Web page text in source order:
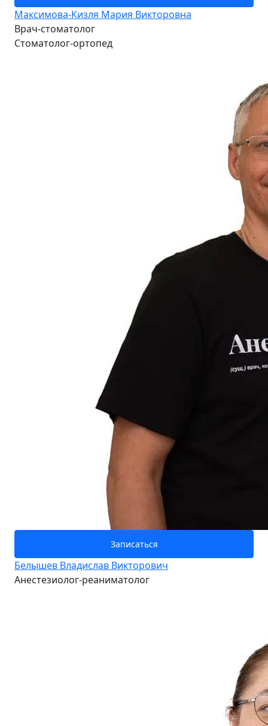
Максимова-Кизля Мария Викторовна
Врач-стоматолог
Стоматолог-ортопед
Записаться
Белышев Владислав Викторович
Анестезиолог-реаниматолог